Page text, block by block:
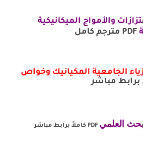
والأمواج الميكانيكية
الجامعية المكيانيك وخواص
العلمي